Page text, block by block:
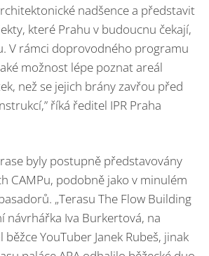
nadšence a představit
které Prahu v budoucnu čekají,
V rámci doprovodného programu
možnost lépe poznat areál
než se jejich brány zavřou před
říká ředitel IPR Praha
byly postupně představovány
CAMPu, podobně jako v minulém
„Terasu The Flow Building
návrhářka Iva Burkertová, na
YouTuber Janek Rubeš, jinak